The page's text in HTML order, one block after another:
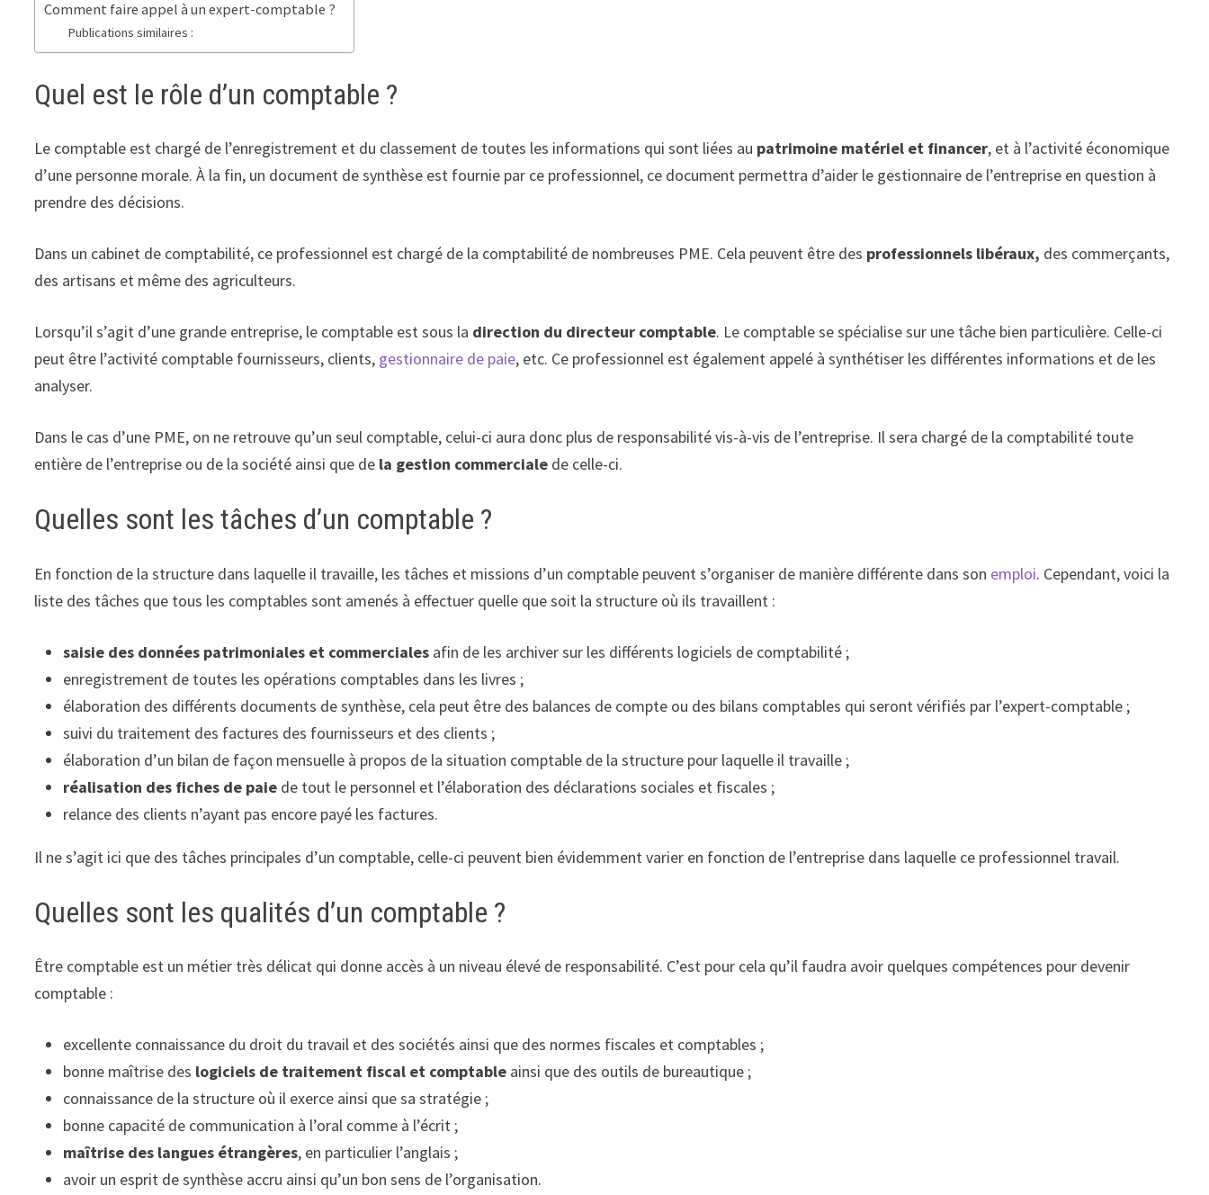
Comment faire appel à un expert-comptable ?
Publications similaires :
Quel est le rôle d’un comptable ?
Le comptable est chargé de l’enregistrement et du classement de toutes les informations qui sont liées au patrimoine matériel et financer, et à l’activité économique
d’une personne morale. À la fin, un document de synthèse est fournie par ce professionnel, ce document permettra d’aider le gestionnaire de l’entreprise en question à
prendre des décisions.
Dans un cabinet de comptabilité, ce professionnel est chargé de la comptabilité de nombreuses PME. Cela peuvent être des professionnels libéraux, des commerçants,
des artisans et même des agriculteurs.
Lorsqu’il s’agit d’une grande entreprise, le comptable est sous la direction du directeur comptable. Le comptable se spécialise sur une tâche bien particulière. Celle-ci
peut être l’activité comptable fournisseurs, clients, gestionnaire de paie, etc. Ce professionnel est également appelé à synthétiser les différentes informations et de les
analyser.
Dans le cas d’une PME, on ne retrouve qu’un seul comptable, celui-ci aura donc plus de responsabilité vis-à-vis de l’entreprise. Il sera chargé de la comptabilité toute
entière de l’entreprise ou de la société ainsi que de la gestion commerciale de celle-ci.
Quelles sont les tâches d’un comptable ?
En fonction de la structure dans laquelle il travaille, les tâches et missions d’un comptable peuvent s’organiser de manière différente dans son emploi. Cependant, voici la
liste des tâches que tous les comptables sont amenés à effectuer quelle que soit la structure où ils travaillent :
saisie des données patrimoniales et commerciales afin de les archiver sur les différents logiciels de comptabilité ;
enregistrement de toutes les opérations comptables dans les livres ;
élaboration des différents documents de synthèse, cela peut être des balances de compte ou des bilans comptables qui seront vérifiés par l’expert-comptable ;
suivi du traitement des factures des fournisseurs et des clients ;
élaboration d’un bilan de façon mensuelle à propos de la situation comptable de la structure pour laquelle il travaille ;
réalisation des fiches de paie de tout le personnel et l’élaboration des déclarations sociales et fiscales ;
relance des clients n’ayant pas encore payé les factures.
Il ne s’agit ici que des tâches principales d’un comptable, celle-ci peuvent bien évidemment varier en fonction de l’entreprise dans laquelle ce professionnel travail.
Quelles sont les qualités d’un comptable ?
Être comptable est un métier très délicat qui donne accès à un niveau élevé de responsabilité. C’est pour cela qu’il faudra avoir quelques compétences pour devenir
comptable :
excellente connaissance du droit du travail et des sociétés ainsi que des normes fiscales et comptables ;
bonne maîtrise des logiciels de traitement fiscal et comptable ainsi que des outils de bureautique ;
connaissance de la structure où il exerce ainsi que sa stratégie ;
bonne capacité de communication à l’oral comme à l’écrit ;
maîtrise des langues étrangères, en particulier l’anglais ;
avoir un esprit de synthèse accru ainsi qu’un bon sens de l’organisation.